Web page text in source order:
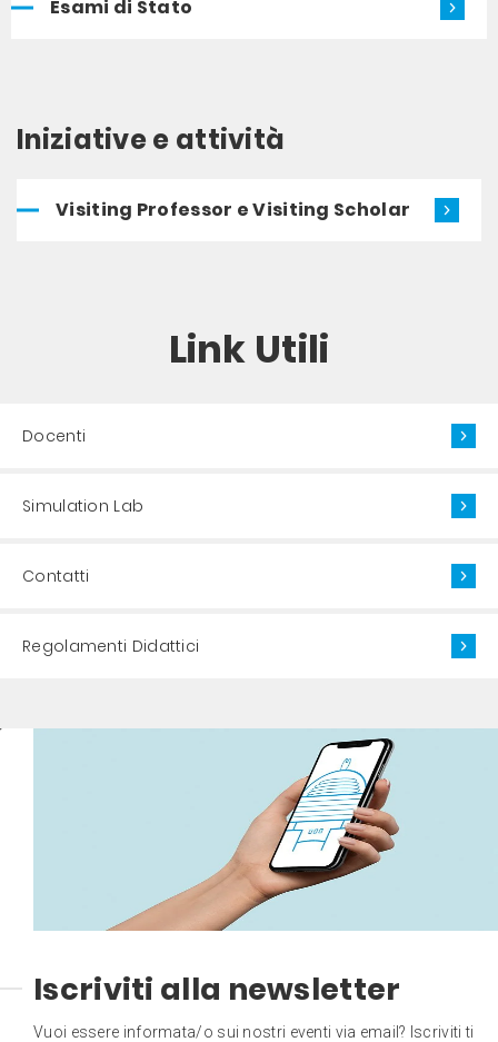
Esami di Stato
Iniziative e attività
Visiting Professor e Visiting Scholar
Link Utili
Docenti
Simulation Lab
Contatti
Regolamenti Didattici
Iscriviti alla newsletter
Vuoi essere informata/o sui nostri eventi via email? Iscriviti ti